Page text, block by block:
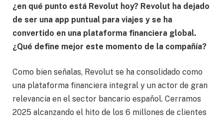
¿en qué punto está Revolut hoy? Revolut ha dejado
de ser una app puntual para viajes y se ha
convertido en una plataforma financiera global.
¿Qué define mejor este momento de la compañía?
Como bien señalas, Revolut se ha consolidado como
una plataforma financiera integral y un actor de gran
relevancia en el sector bancario español. Cerramos
2025 alcanzando el hito de los 6 millones de clientes